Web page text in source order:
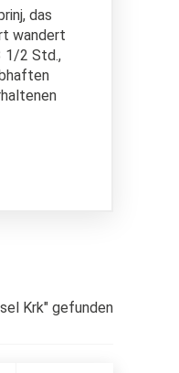
das
wandert
1/2 Std.,
Krk" gefunden